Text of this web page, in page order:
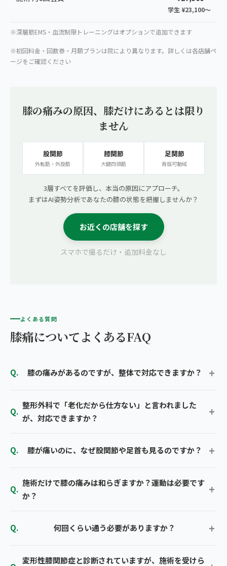
学生 ¥23,100〜
※深層筋EMS・血流制限トレーニングはオプションで追加できます
※初回料金・回数券・月額プランは院により異なります。詳しくは各店舗ペ
ージをご確認ください
膝の痛みの原因、膝だけにあるとは限り
ません
股関節
外転筋・外旋筋
膝関節
大腿四頭筋
足関節
背屈可動域
3層すべてを評価し、本当の原因にアプローチ。
まずはAI姿勢分析であなたの膝の状態を把握しませんか？
お近くの店舗を探す
スマホで撮るだけ・追加料金なし
よくある質問
膝痛についてよくあるFAQ
膝の痛みがあるのですが、整体で対応できますか？
整形外科で「老化だから仕方ない」と言われました
が、対応できますか？
膝が痛いのに、なぜ股関節や足首も見るのですか？
施術だけで膝の痛みは和らぎますか？運動は必要です
か？
何回くらい通う必要がありますか？
変形性膝関節症と診断されていますが、施術を受けら